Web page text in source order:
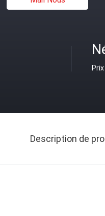
Prix
Description de